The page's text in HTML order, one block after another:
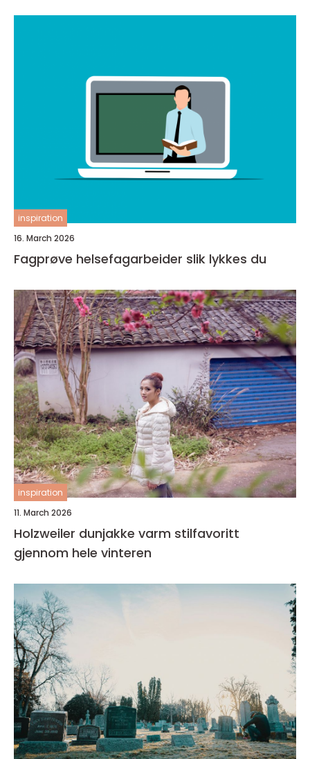
inspiration
16. March 2026
Fagprøve helsefagarbeider slik lykkes du
inspiration
11. March 2026
Holzweiler dunjakke varm stilfavoritt
gjennom hele vinteren